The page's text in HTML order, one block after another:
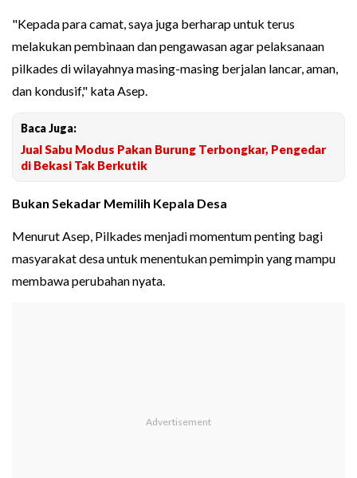
"Kepada para camat, saya juga berharap untuk terus
melakukan pembinaan dan pengawasan agar pelaksanaan
pilkades di wilayahnya masing-masing berjalan lancar, aman,
dan kondusif," kata Asep.
Baca Juga:
Jual Sabu Modus Pakan Burung Terbongkar, Pengedar
di Bekasi Tak Berkutik
Bukan Sekadar Memilih Kepala Desa
Menurut Asep, Pilkades menjadi momentum penting bagi
masyarakat desa untuk menentukan pemimpin yang mampu
membawa perubahan nyata.